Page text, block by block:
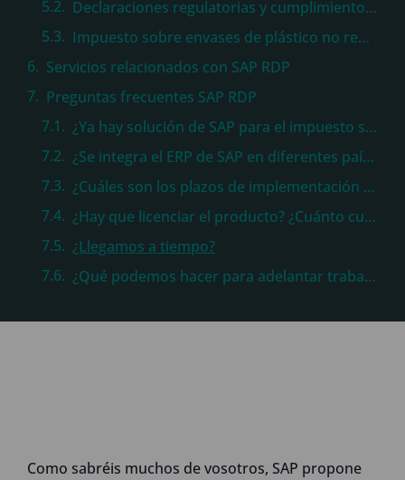
Declaraciones regulatorias y cumplimiento de esquemas de responsabilidad extendida del productor
Impuesto sobre envases de plástico no reutilizables
Servicios relacionados con SAP RDP
Preguntas frecuentes SAP RDP
¿Ya hay solución de SAP para el impuesto sobre envases de plástico no reutilizables?
¿Se integra el ERP de SAP en diferentes países?
¿Cuáles son los plazos de implementación y que factores influyen en ello?
¿Hay que licenciar el producto? ¿Cuánto cuestan las licencias de SAP y en qué se basa la métrica de licenciamiento?
¿Llegamos a tiempo?
¿Qué podemos hacer para adelantar trabajo con el impuesto sobre envases de plástico no reutilizables?
Como sabréis muchos de vosotros, SAP propone